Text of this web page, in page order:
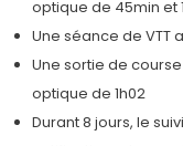
optique de 45min et
Une séance de VTT
Une sortie de
optique de 1h02
Durant 8 jours, le